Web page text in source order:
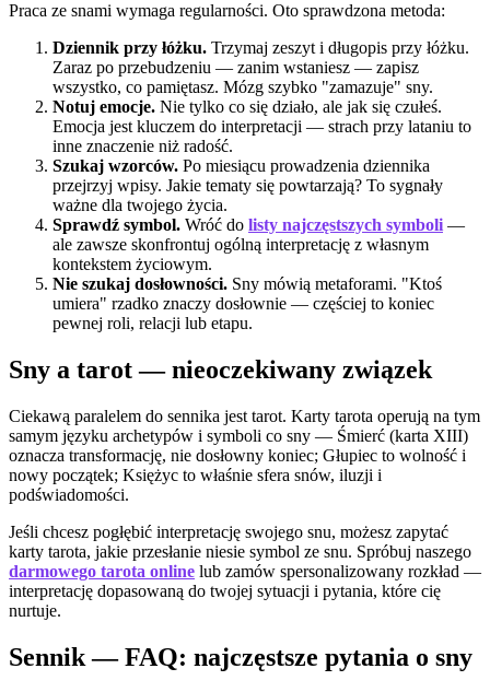
Praca ze snami wymaga regularności. Oto sprawdzona metoda:
Dziennik przy łóżku. Trzymaj zeszyt i długopis przy łóżku.
Zaraz po przebudzeniu — zanim wstaniesz — zapisz
wszystko, co pamiętasz. Mózg szybko "zamazuje" sny.
Notuj emocje. Nie tylko co się działo, ale jak się czułeś.
Emocja jest kluczem do interpretacji — strach przy lataniu to
inne znaczenie niż radość.
Szukaj wzorców. Po miesiącu prowadzenia dziennika
przejrzyj wpisy. Jakie tematy się powtarzają? To sygnały
ważne dla twojego życia.
Sprawdź symbol. Wróć do listy najczęstszych symboli —
ale zawsze skonfrontuj ogólną interpretację z własnym
kontekstem życiowym.
Nie szukaj dosłowności. Sny mówią metaforami. "Ktoś
umiera" rzadko znaczy dosłownie — częściej to koniec
pewnej roli, relacji lub etapu.
Sny a tarot — nieoczekiwany związek
Ciekawą paralelem do sennika jest tarot. Karty tarota operują na tym
samym języku archetypów i symboli co sny — Śmierć (karta XIII)
oznacza transformację, nie dosłowny koniec; Głupiec to wolność i
nowy początek; Księżyc to właśnie sfera snów, iluzji i
podświadomości.
Jeśli chcesz pogłębić interpretację swojego snu, możesz zapytać
karty tarota, jakie przesłanie niesie symbol ze snu. Spróbuj naszego
darmowego tarota online lub zamów spersonalizowany rozkład —
interpretację dopasowaną do twojej sytuacji i pytania, które cię
nurtuje.
Sennik — FAQ: najczęstsze pytania o sny